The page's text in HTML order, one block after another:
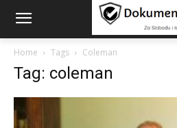
Home Tags Coleman
Tag: coleman